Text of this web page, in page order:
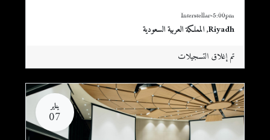
Interstellar-5:00pm
Riyadh
,المملكة العربية السعودية
تم إغلاق التسجيلات
يناير
07